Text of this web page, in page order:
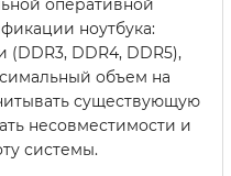
оперативной
ноутбука:
DDR4, DDR5),
объем на
существующую
несовместимости и
системы.